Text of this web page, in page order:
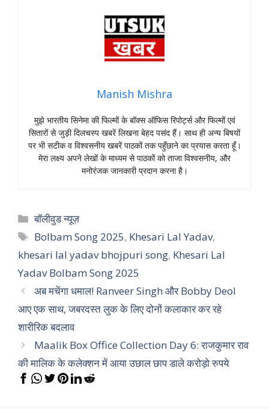
Manish Mishra
मुझे भारतीय सिनेमा की फिल्मों के बॉक्स ऑफिस रिपोर्ट्स और फिल्मों एवं
सितारों से जुड़ी दिलचस्प खबरें लिखना बेहद पसंद हैं। साथ ही अन्य बिषयों
पर भी सटीक व विश्वसनीय खबरें पाठकों तक पहुँछाने का प्रयास करता हूँ।
मेरा लक्ष्य अपने लेखों के माध्यम से पाठकों को ताजा विश्वसनीय, और
मनोरंजक जानकारी प्रदान करना है।
Categories
बॉलीवुड न्यूज़
Tags
Bolbam Song 2025, Khesari Lal Yadav,
khesari lal yadav bhojpuri song, Khesari Lal
Yadav Bolbam Song 2025
अब मचेंगा धमाल! Ranveer Singh और Bobby Deol
आए एक साथ, जबरदस्त लुक के लिए दोनों कलाकार कर रहे
शारीरिक बदलाव
Maalik Box Office Collection Day 6: राजकुमार राव
की मालिक के कलेक्शन में आया उछाल छाप डाले करोड़ो रुपये